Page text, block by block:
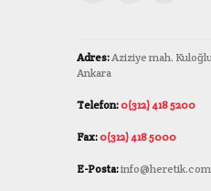
Adres: Aziziye mah.
Ankara
Telefon:0(312) 418 5200
Fax:0(312) 418 5000
E-Posta: